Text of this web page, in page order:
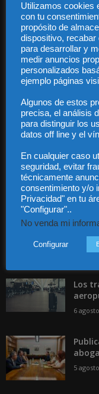
Incluso más noticias
Las
Los
6
5
Utilizamos cookies
con tu
propósito de
dispositivo, recabar
para desarrollar y
medir anuncios
personalizados
ejemplo páginas
Algunos de estos
precisa, el análisis
para distinguir los
datos off line y el
En cualquier caso
seguridad, evitar
técnicamente
consentimiento y/o
Privacidad" en tu
"Configurar"..
No venda mi
Configurar